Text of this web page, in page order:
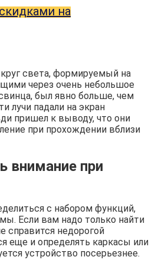
на
света, формируемый на
через очень небольшое
был явно больше, чем
лучи падали на экран
пришел к выводу, что они
при прохождении вблизи
внимание при
с набором функций,
Если вам надо только найти
справится недорогой
еще и определять каркасы или
устройство посерьезнее.